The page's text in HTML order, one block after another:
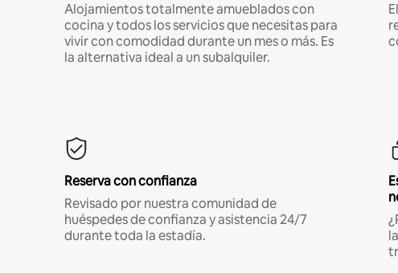
Alojamientos totalmente amueblados con
cocina y todos los servicios que necesitas para
vivir con comodidad durante un mes o más. Es
la alternativa ideal a un subalquiler.
Reserva con confianza
Revisado por nuestra comunidad de
huéspedes de confianza y asistencia 24/7
durante toda la estadía.